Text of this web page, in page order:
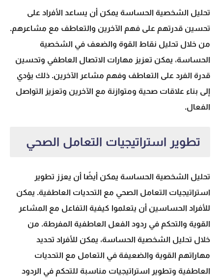
تحليل الشخصية الحساسة يمكن أن يساعد الأفراد على
تحسين قدرتهم على فهم الآخرين والتعاطف مع مشاعرهم.
من خلال تحليل نقاط القوة والضعف في الشخصية
الحساسة، يمكن تعزيز مهارات الاتصال العاطفي وتحسين
قدرة الفرد على التعاطف وفهم مشاعر الآخرين. ذلك يؤدي
إلى بناء علاقات صحية ومتوازنة مع الآخرين وتعزيز التواصل
الفعال.
تطوير استراتيجيات التعامل الصحي
تحليل الشخصية الحساسة يمكن أيضًا أن يعزز تطوير
استراتيجيات التعامل الصحي مع التحديات العاطفية. يمكن
للأفراد الحساسين أن يتعلموا كيفية التفاعل مع المشاعر
القوية والتحكم في ردود الفعل العاطفية المفرطة. من
خلال تحليل الشخصية الحساسة، يمكن للأفراد تحديد
مهاراتهم القوية والضعيفة في التعامل مع التحديات
العاطفية وتطوير استراتيجيات مناسبة للتحكم في الردود